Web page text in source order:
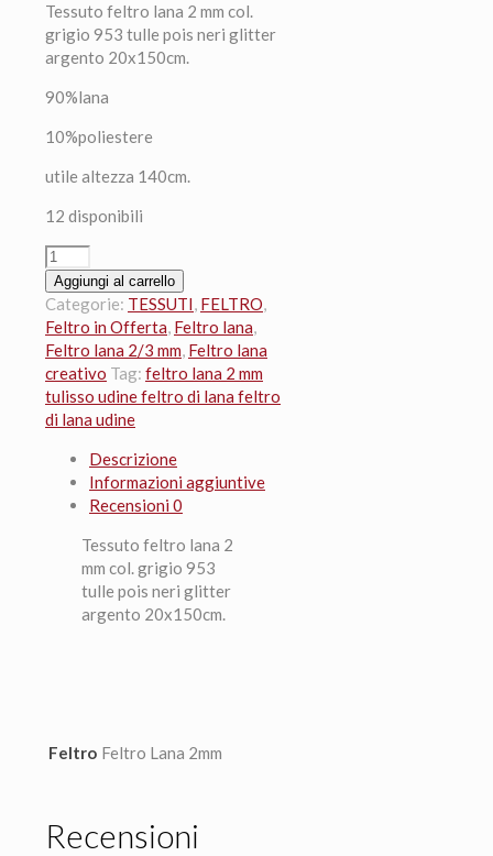
originale
era:
7,20 €.
attuale
è:
3,60 €.
Tessuto feltro lana 2 mm col.
grigio 953 tulle pois neri glitter
argento 20x150cm.
90%lana
10%poliestere
utile altezza 140cm.
12 disponibili
Tessuto
feltro
lana
2
mm
col.
grigio
953
pois
neri
glitter
20x150cm.
quantità
Aggiungi al carrello
Categorie: TESSUTI, FELTRO,
Feltro in Offerta, Feltro lana,
Feltro lana 2/3 mm, Feltro lana
creativo Tag: feltro lana 2 mm
tulisso udine feltro di lana feltro
di lana udine
Descrizione
Informazioni aggiuntive
Recensioni 0
Tessuto feltro lana 2
mm col. grigio 953
tulle pois neri glitter
argento 20x150cm.
Feltro Feltro Lana 2mm
Recensioni